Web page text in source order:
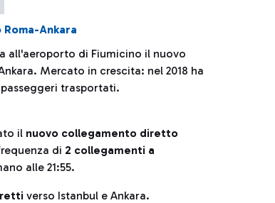
Ankara
all'aeroporto di Fiumicino il nuovo
Mercato in crescita: nel 2018 ha
trasportati.
il nuovo collegamento diretto
di 2 collegamenti a
alle 21:55.
verso Istanbul e Ankara.